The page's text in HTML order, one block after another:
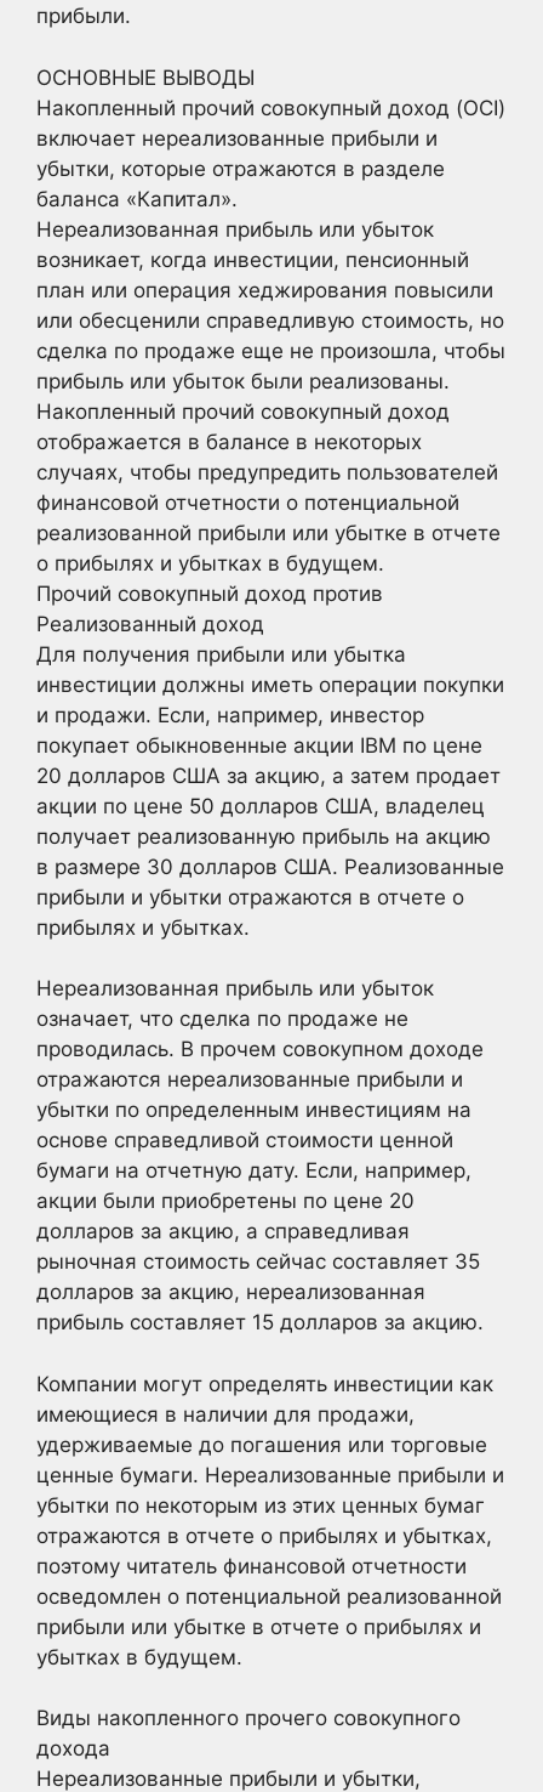
прибыли.
ОСНОВНЫЕ ВЫВОДЫ
Накопленный прочий совокупный доход (OCI)
включает нереализованные прибыли и
убытки, которые отражаются в разделе
баланса «Капитал».
Нереализованная прибыль или убыток
возникает, когда инвестиции, пенсионный
план или операция хеджирования повысили
или обесценили справедливую стоимость, но
сделка по продаже еще не произошла, чтобы
прибыль или убыток были реализованы.
Накопленный прочий совокупный доход
отображается в балансе в некоторых
случаях, чтобы предупредить пользователей
финансовой отчетности о потенциальной
реализованной прибыли или убытке в отчете
о прибылях и убытках в будущем.
Прочий совокупный доход против
Реализованный доход
Для получения прибыли или убытка
инвестиции должны иметь операции покупки
и продажи. Если, например, инвестор
покупает обыкновенные акции IBM по цене
20 долларов США за акцию, а затем продает
акции по цене 50 долларов США, владелец
получает реализованную прибыль на акцию
в размере 30 долларов США. Реализованные
прибыли и убытки отражаются в отчете о
прибылях и убытках.
Нереализованная прибыль или убыток
означает, что сделка по продаже не
проводилась. В прочем совокупном доходе
отражаются нереализованные прибыли и
убытки по определенным инвестициям на
основе справедливой стоимости ценной
бумаги на отчетную дату. Если, например,
акции были приобретены по цене 20
долларов за акцию, а справедливая
рыночная стоимость сейчас составляет 35
долларов за акцию, нереализованная
прибыль составляет 15 долларов за акцию.
Компании могут определять инвестиции как
имеющиеся в наличии для продажи,
удерживаемые до погашения или торговые
ценные бумаги. Нереализованные прибыли и
убытки по некоторым из этих ценных бумаг
отражаются в отчете о прибылях и убытках,
поэтому читатель финансовой отчетности
осведомлен о потенциальной реализованной
прибыли или убытке в отчете о прибылях и
убытках в будущем.
Виды накопленного прочего совокупного
дохода
Нереализованные прибыли и убытки,